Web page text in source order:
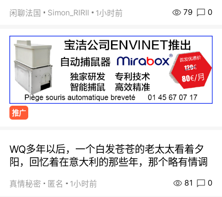
闲聊法国 Simon_RIRIl 1小时前 79 0
推广
WQ多年以后，一个白发苍苍的老太太看着夕
阳，回忆着在意大利的那些年，那个略有情调
真情秘密 匿名 1小时前 81 0